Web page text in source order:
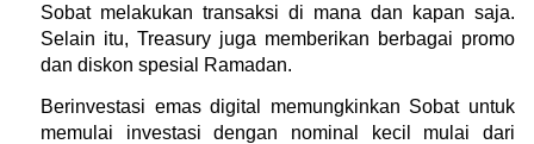
Sobat melakukan transaksi di mana dan kapan saja.
Selain itu, Treasury juga memberikan berbagai promo
dan diskon spesial Ramadan.
Berinvestasi emas digital memungkinkan Sobat untuk
memulai investasi dengan nominal kecil mulai dari